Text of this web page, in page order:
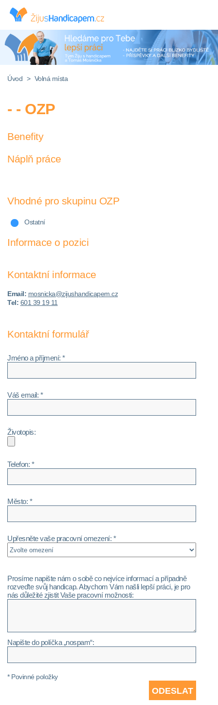
Úvod > Volná místa
- - OZP
Benefity
Náplň práce
Vhodné pro skupinu OZP
Ostatní
Informace o pozici
Kontaktní informace
Email: mosnicka@zijushandicapem.cz
Tel: 601 39 19 11
Kontaktní formulář
Jméno a příjmení: *
Váš email: *
Životopis:
Telefon: *
Město: *
Upřesněte vaše pracovní omezení: *
Prosíme napište nám o sobě co nejvíce informací a případně
rozveďte svůj handicap. Abychom Vám našli lepší práci, je pro
nás důležité zjistit Vaše pracovní možnosti:
Napište do políčka „nospam“:
* Povinné položky